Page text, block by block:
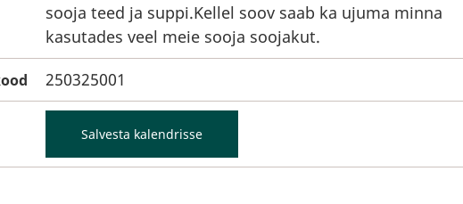
sooja teed ja suppi.Kellel soov saab ka ujuma minna
kasutades veel meie sooja soojakut.
250325001
Salvesta kalendrisse